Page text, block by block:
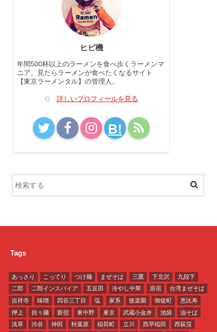
ヒビ機
年間500杯以上のラーメンを食べ歩くラーメンマ
ニア。見たらラーメンが食べたくなるサイト
【東京ラーメンタル】の管理人。
詳しいプロフィールを見る
B!
Tags
あっさり こってり つけ麺 まぜそば 三鷹 下北沢
九段下
二郎
二郎インスパイア 五反田 冷やし中華 原宿
台湾まぜそば
吉祥寺
味噌 四谷三丁目 塩 家系 後楽園 御徒町
恵比寿
押上
担々麺 新宿 東中野 東京 武蔵小金井 池袋
油そば
浅草
渋谷 神田 秋葉原 稲荷町 立川 西早稲田 西荻窪